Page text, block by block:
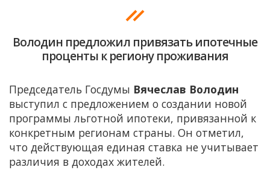
Володин предложил привязать ипотечные
проценты к региону проживания
Председатель Госдумы Вячеслав Володин
выступил с предложением о создании новой
программы льготной ипотеки, привязанной к
конкретным регионам страны. Он отметил,
что действующая единая ставка не учитывает
различия в доходах жителей.